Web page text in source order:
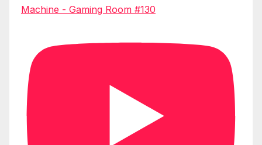
Machine - Gaming Room #130